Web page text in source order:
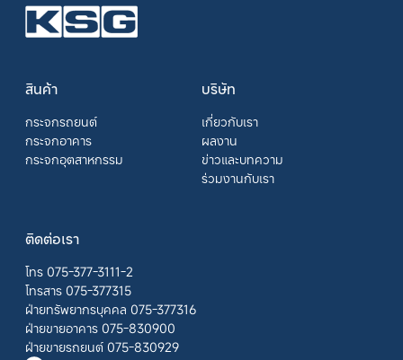
สินค้า
กระจกรถยนต์
กระจกอาคาร
กระจกอุตสาหกรรม
บริษัท
เกี่ยวกับเรา
ผลงาน
ข่าวและบทความ
ร่วมงานกับเรา
ติดต่อเรา
โทร 075-377-3111-2
โทรสาร 075-377315
ฝ่ายทรัพยากรบุคคล 075-377316
ฝ่ายขายอาคาร 075-830900
ฝ่ายขายรถยนต์ 075-830929